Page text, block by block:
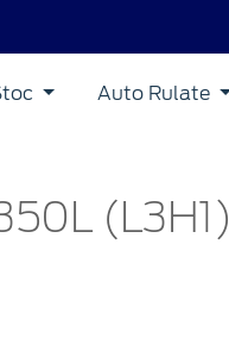
Auto Rulate
(L3H1)